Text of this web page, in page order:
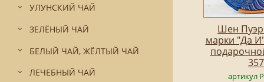
УЛУНСКИЙ ЧАЙ
ЗЕЛЁНЫЙ ЧАЙ
БЕЛЫЙ ЧАЙ, ЖЁЛТЫЙ ЧАЙ
ЛЕЧЕБНЫЙ ЧАЙ
Шен
марки "Да
артикул